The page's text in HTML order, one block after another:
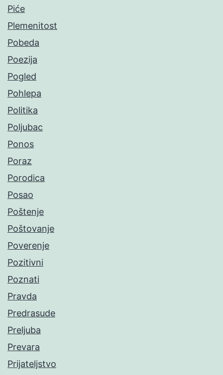
Piće
Plemenitost
Pobeda
Poezija
Pogled
Pohlepa
Politika
Poljubac
Ponos
Poraz
Porodica
Posao
Poštenje
Poštovanje
Poverenje
Pozitivni
Poznati
Pravda
Predrasude
Preljuba
Prevara
Prijateljstvo